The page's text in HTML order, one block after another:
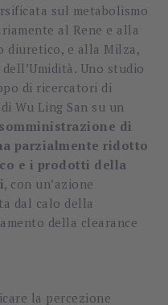
sul metabolismo
al Rene e alla
diuretico, e alla Milza,
Uno studio
di ricercatori di
Wu Ling San su un
somministrazione di
parzialmente ridotto
e i prodotti della
, con un’azione
dal calo della
della clearance
la percezione